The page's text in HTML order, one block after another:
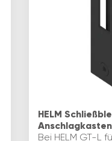
HELM
Bei HELM GT-L